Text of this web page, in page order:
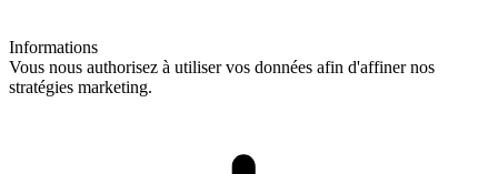
Informations
Vous nous authorisez à utiliser vos données afin d'affiner nos
stratégies marketing.